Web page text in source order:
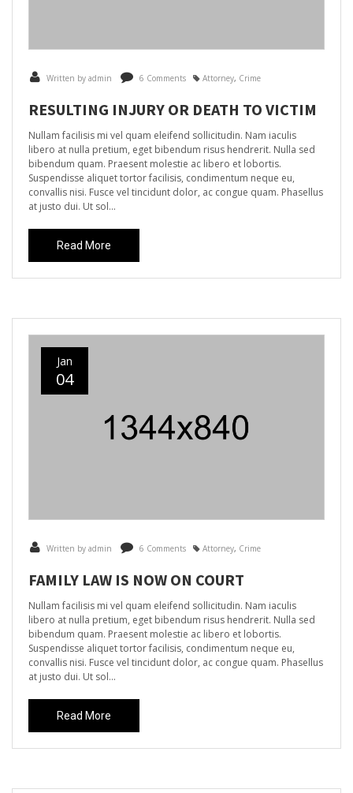
Written by admin 6 Comments Attorney, Crime
RESULTING INJURY OR DEATH TO VICTIM
Nullam facilisis mi vel quam eleifend sollicitudin. Nam iaculis
libero at nulla pretium, eget bibendum risus hendrerit. Nulla sed
bibendum quam. Praesent molestie ac libero et lobortis.
Suspendisse aliquet tortor facilisis, condimentum neque eu,
convallis nisi. Fusce vel tincidunt dolor, ac congue quam. Phasellus
at justo dui. Ut sol...
Read More
Jan
04
Written by admin 6 Comments Attorney, Crime
FAMILY LAW IS NOW ON COURT
Nullam facilisis mi vel quam eleifend sollicitudin. Nam iaculis
libero at nulla pretium, eget bibendum risus hendrerit. Nulla sed
bibendum quam. Praesent molestie ac libero et lobortis.
Suspendisse aliquet tortor facilisis, condimentum neque eu,
convallis nisi. Fusce vel tincidunt dolor, ac congue quam. Phasellus
at justo dui. Ut sol...
Read More